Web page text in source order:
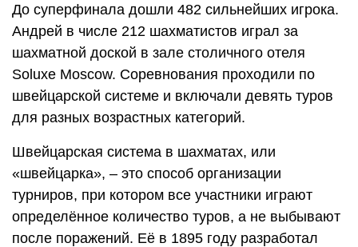
До суперфинала дошли 482 сильнейших игрока.
Андрей в числе 212 шахматистов играл за
шахматной доской в зале столичного отеля
Soluxe Moscow. Соревнования проходили по
швейцарской системе и включали девять туров
для разных возрастных категорий.
Швейцарская система в шахматах, или
«швейцарка», – это способ организации
турниров, при котором все участники играют
определённое количество туров, а не выбывают
после поражений. Её в 1895 году разработал